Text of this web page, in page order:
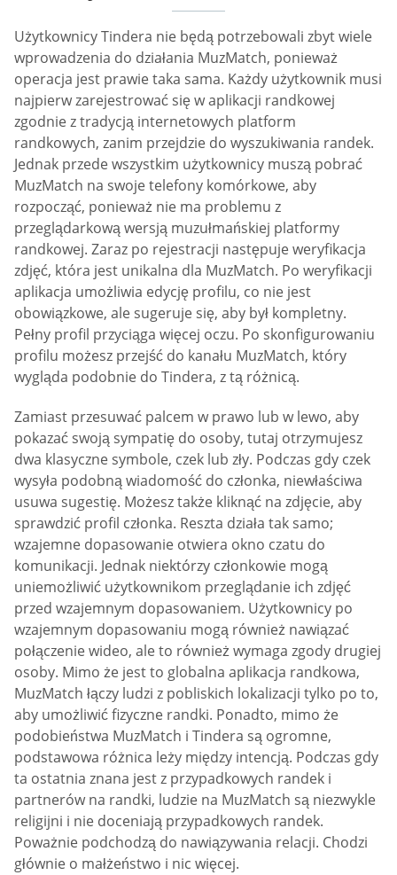
Użytkownicy Tindera nie będą potrzebowali zbyt wiele
wprowadzenia do działania MuzMatch, ponieważ
operacja jest prawie taka sama. Każdy użytkownik musi
najpierw zarejestrować się w aplikacji randkowej
zgodnie z tradycją internetowych platform
randkowych, zanim przejdzie do wyszukiwania randek.
Jednak przede wszystkim użytkownicy muszą pobrać
MuzMatch na swoje telefony komórkowe, aby
rozpocząć, ponieważ nie ma problemu z
przeglądarkową wersją muzułmańskiej platformy
randkowej. Zaraz po rejestracji następuje weryfikacja
zdjęć, która jest unikalna dla MuzMatch. Po weryfikacji
aplikacja umożliwia edycję profilu, co nie jest
obowiązkowe, ale sugeruje się, aby był kompletny.
Pełny profil przyciąga więcej oczu. Po skonfigurowaniu
profilu możesz przejść do kanału MuzMatch, który
wygląda podobnie do Tindera, z tą różnicą.
Zamiast przesuwać palcem w prawo lub w lewo, aby
pokazać swoją sympatię do osoby, tutaj otrzymujesz
dwa klasyczne symbole, czek lub zły. Podczas gdy czek
wysyła podobną wiadomość do członka, niewłaściwa
usuwa sugestię. Możesz także kliknąć na zdjęcie, aby
sprawdzić profil członka. Reszta działa tak samo;
wzajemne dopasowanie otwiera okno czatu do
komunikacji. Jednak niektórzy członkowie mogą
uniemożliwić użytkownikom przeglądanie ich zdjęć
przed wzajemnym dopasowaniem. Użytkownicy po
wzajemnym dopasowaniu mogą również nawiązać
połączenie wideo, ale to również wymaga zgody drugiej
osoby. Mimo że jest to globalna aplikacja randkowa,
MuzMatch łączy ludzi z pobliskich lokalizacji tylko po to,
aby umożliwić fizyczne randki. Ponadto, mimo że
podobieństwa MuzMatch i Tindera są ogromne,
podstawowa różnica leży między intencją. Podczas gdy
ta ostatnia znana jest z przypadkowych randek i
partnerów na randki, ludzie na MuzMatch są niezwykle
religijni i nie doceniają przypadkowych randek.
Poważnie podchodzą do nawiązywania relacji. Chodzi
głównie o małżeństwo i nic więcej.